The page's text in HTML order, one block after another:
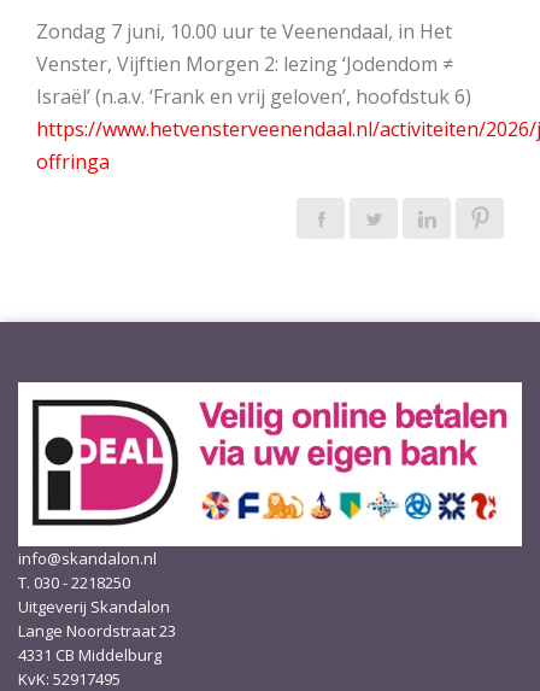
Zondag 7 juni, 10.00 uur te Veenendaal, in Het
Venster, Vijftien Morgen 2: lezing ‘Jodendom ≠
Israël’ (n.a.v. ‘Frank en vrij geloven’, hoofdstuk 6)
https://www.hetvensterveenendaal.nl/activiteiten/
offringa
info@skandalon.nl
T. 030 - 2218250
Uitgeverij Skandalon
Lange Noordstraat 23
4331 CB Middelburg
KvK: 52917495